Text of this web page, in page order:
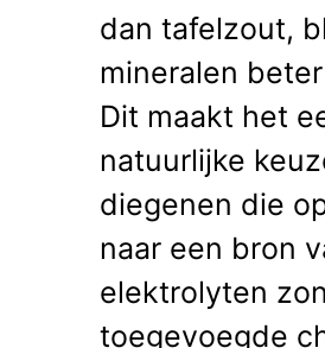
dan tafelzout,
mineralen
Dit maakt het
natuurlijke
diegenen die
naar een bron
elektrolyten
toegevoegde